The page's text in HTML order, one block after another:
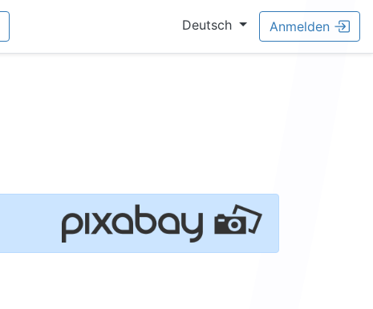
Deutsch Anmelden